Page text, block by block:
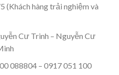
(Khách hàng trải nghiệm và
Cư Trinh – Nguyễn Cư
088804 – 0917 051 100